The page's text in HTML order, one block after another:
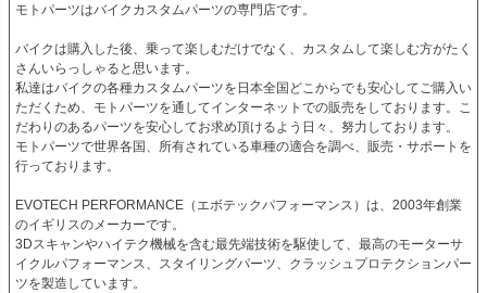
PRN017737-017742-017743-16
PRN017737-017742-017743-18
PRN017737-017742-017743-20
PRN017737-017742-017743-21
PRN017737-017742-017743-22
PRN017737-017742-017743-23
PRN017737-017742-017743-26
PRN017737-017742-017743-28
PRN017737-017742-017743-29
モトパーツはバイクカスタムパーツの専門店です。
バイクは購入した後、乗って楽しむだけでなく、カスタムして楽しむ方がたく
さんいらっしゃると思います。
私達はバイクの各種カスタムパーツを日本全国どこからでも安心してご購入い
ただくため、モトパーツを通してインターネットでの販売をしております。こ
だわりのあるパーツを安心してお求め頂けるよう日々、努力しております。
モトパーツで世界各国、所有されている車種の適合を調べ、販売・サポートを
行っております。
EVOTECH PERFORMANCE（エボテックパフォーマンス）は、2003年創業
のイギリスのメーカーです。
3Dスキャンやハイテク機械を含む最先端技術を駆使して、最高のモーターサ
イクルパフォーマンス、スタイリングパーツ、クラッシュプロテクションパー
ツを製造しています。